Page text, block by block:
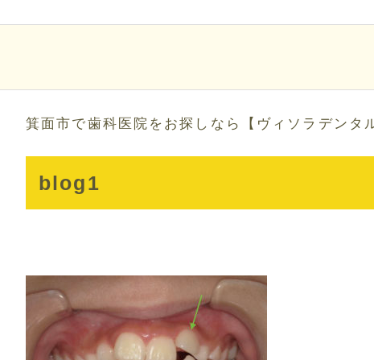
箕面市で歯科医院をお探しなら【ヴィソラデンタ
blog1